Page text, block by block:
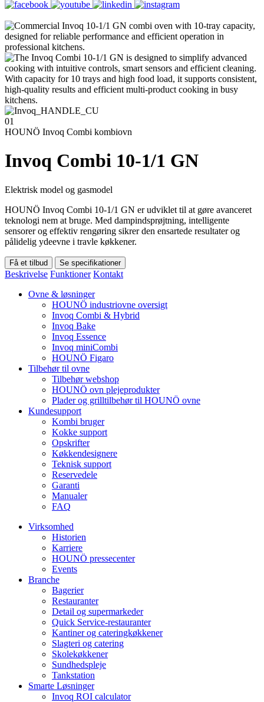
01
HOUNÖ Invoq Combi kombiovn
Invoq Combi 10-1/1 GN
Elektrisk model og gasmodel
HOUNÖ Invoq Combi 10-1/1 GN er udviklet til at gøre avanceret
teknologi nem at bruge. Med dampindsprøjtning, intelligente
sensorer og effektiv rengøring sikrer den ensartede resultater og
pålidelig ydeevne i travle køkkener.
Få et tilbud Se specifikationer
Beskrivelse Funktioner Kontakt
Ovne & løsninger
HOUNÖ industriovne oversigt
Invoq Combi & Hybrid
Invoq Bake
Invoq Essence
Invoq miniCombi
HOUNÖ Figaro
Tilbehør til ovne
Tilbehør webshop
HOUNÖ ovn plejeprodukter
Plader og grilltilbehør til HOUNÖ ovne
Kundesupport
Kombi bruger
Kokke support
Opskrifter
Køkkendesignere
Teknisk support
Reservedele
Garanti
Manualer
FAQ
Virksomhed
Historien
Karriere
HOUNÖ pressecenter
Events
Branche
Bagerier
Restauranter
Detail og supermarkeder
Quick Service-restauranter
Kantiner og cateringkøkkener
Slagteri og catering
Skolekøkkener
Sundhedspleje
Tankstation
Smarte Løsninger
Invoq ROI calculator